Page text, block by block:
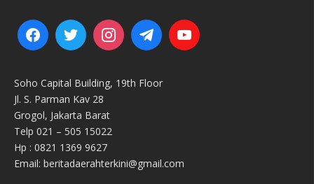
Soho Capital Building, 19th Floor
Jl. S. Parman Kav 28
Grogol, Jakarta Barat
Telp 021 – 505 15022
Hp : 0821 1369 9627
Email: beritadaerahterkini@gmail.com